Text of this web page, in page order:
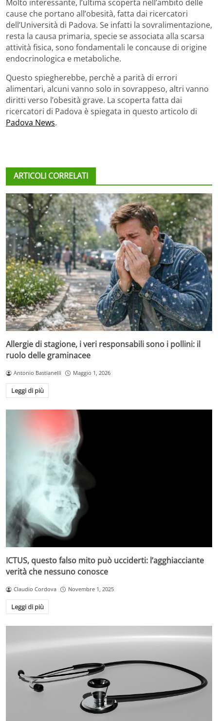
Molto interessante, l’ultima scoperta nell’ambito delle
cause che portano all’obesità, fatta dai ricercatori
dell’Università di Padova. Se infatti la sovralimentazione,
resta la causa primaria, specie se associata alla scarsa
attività fisica, sono fondamentali le concause di origine
endocrinologica e metaboliche.
Questo spiegherebbe, perchè a parità di errori
alimentari, alcuni vanno solo in sovrappeso, altri vanno
diritti verso l’obesità grave. La scoperta fatta dai
ricercatori di Padova è spiegata in questo articolo di
Padova News.
ARTICOLI CORRELATI
Allergie di stagione, i veri responsabili sono i pollini: il
ruolo delle graminacee
Antonio Bastianelli Maggio 1, 2026
Leggi di più
ICTUS, questo falso mito può ucciderti: l’agghiacciante
verità che nessuno conosce
Claudio Cordova Novembre 1, 2025
Leggi di più